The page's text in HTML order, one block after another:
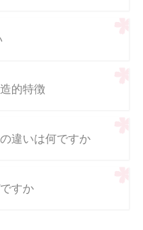
的特徴
違いは何ですか
すか